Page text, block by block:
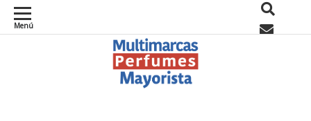
Menú